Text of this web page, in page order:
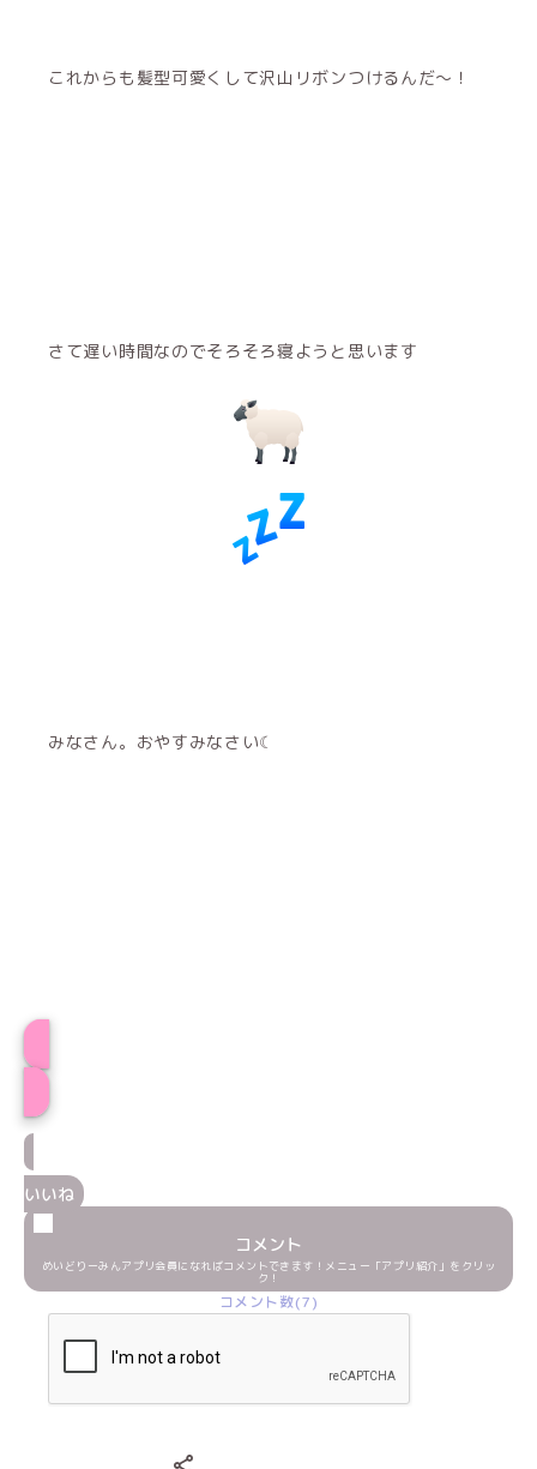
これからも髪型可愛くして沢山リボンつけるんだ〜！
さて遅い時間なのでそろそろ寝ようと思います
みなさん。おやすみなさい☾
いいね
コメント
めいどりーみんアプリ会員になればコメントできます！メニュー「アプリ紹介」をクリッ
ク！
コメント数(7)